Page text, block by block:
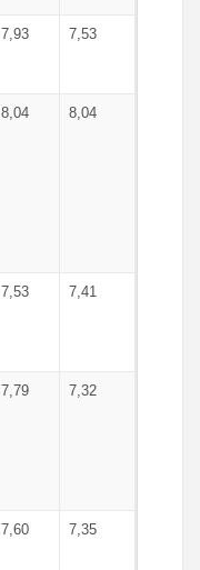
7,93 7,53
8,04 8,04
7,53 7,41
7,79 7,32
7,60 7,35